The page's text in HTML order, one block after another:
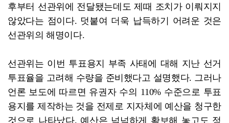
후부터 선관위에 전달됐는데도 제때 조치가 이뤄지지
않았다는 점이다. 덧붙여 더욱 납득하기 어려운 것은
선관위의 해명이다.
선관위는 이번 투표용지 부족 사태에 대해 지난 선거
투표율을 고려해 수량을 준비했다고 설명했다. 그러나
언론 보도에 따르면 유권자 수의 110% 수준으로 투표
용지를 제작하는 것을 전제로 지자체에 예산을 청구한
것으로 나타났다. 예산은 넉넉하게 확보해 놓고도 정